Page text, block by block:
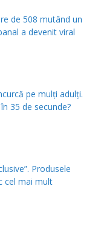
de 508 mutând un
a devenit viral
pe mulți adulți.
35 de secunde?
Produsele
cel mai mult